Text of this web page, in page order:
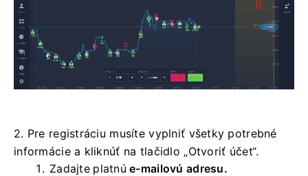
2. Pre registráciu musíte vyplniť všetky potrebné
informácie a kliknúť na tlačidlo „Otvoriť účet“.
Zadajte platnúe-mailovú adresu.